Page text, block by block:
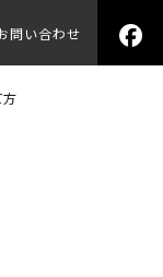
問い合わせ